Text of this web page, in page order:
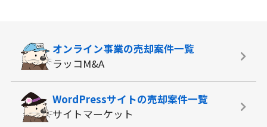
オンライン事業の売却案件一覧
ラッコM&A
WordPressサイトの売却案件一覧
サイトマーケット